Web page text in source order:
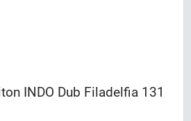
INDO Dub Filadelfia 131